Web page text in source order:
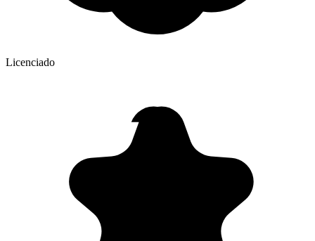
Licenciado